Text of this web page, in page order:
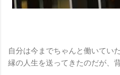
自分は今までちゃんと働いてい
縁の人生を送ってきたのだが、